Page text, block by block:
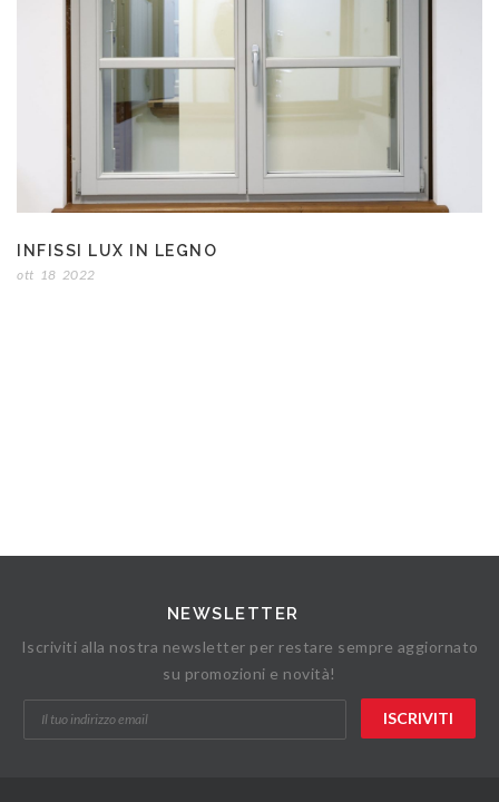
INFISSI LUX IN LEGNO
ott 18 2022
NEWSLETTER
Iscriviti alla nostra newsletter per restare sempre aggiornato
su promozioni e novità!